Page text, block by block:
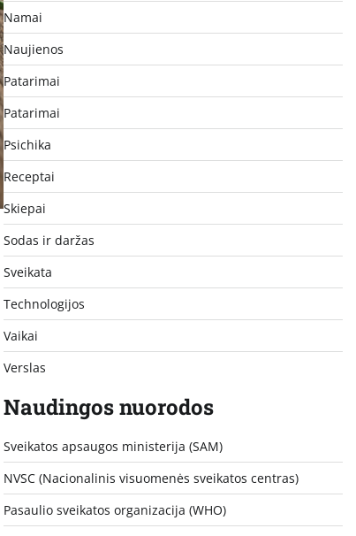
Namai
Naujienos
Patarimai
Patarimai
Psichika
Receptai
Skiepai
Sodas ir daržas
Sveikata
Technologijos
Vaikai
Verslas
Naudingos nuorodos
Sveikatos apsaugos ministerija (SAM)
NVSC (Nacionalinis visuomenės sveikatos centras)
Pasaulio sveikatos organizacija (WHO)